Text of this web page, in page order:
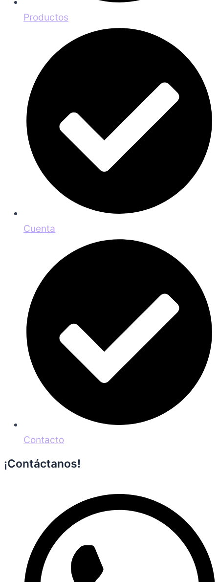
Productos
Cuenta
Contacto
¡Contáctanos!